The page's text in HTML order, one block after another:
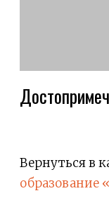
Вернуться в
образование